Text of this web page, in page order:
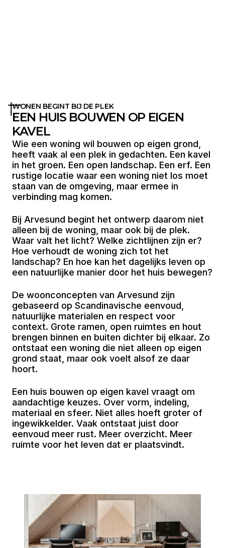
WONEN BEGINT BIJ DE PLEK
EEN HUIS BOUWEN OP EIGEN
KAVEL
Wie een woning wil bouwen op eigen grond,
heeft vaak al een plek in gedachten. Een kavel
in het groen. Een open landschap. Een erf. Een
rustige locatie waar een woning niet los moet
staan van de omgeving, maar ermee in
verbinding mag komen.
Bij Arvesund begint het ontwerp daarom niet
alleen bij de woning, maar ook bij de plek.
Waar valt het licht? Welke zichtlijnen zijn er?
Hoe verhoudt de woning zich tot het
landschap? En hoe kan het dagelijks leven op
een natuurlijke manier door het huis bewegen?
De woonconcepten van Arvesund zijn
gebaseerd op Scandinavische eenvoud,
natuurlijke materialen en respect voor
context. Grote ramen, open ruimtes en hout
brengen binnen en buiten dichter bij elkaar. Zo
ontstaat een woning die niet alleen op eigen
grond staat, maar ook voelt alsof ze daar
hoort.
Een huis bouwen op eigen kavel vraagt om
aandachtige keuzes. Over vorm, indeling,
materiaal en sfeer. Niet alles hoeft groter of
ingewikkelder. Vaak ontstaat juist door
eenvoud meer rust. Meer overzicht. Meer
ruimte voor het leven dat er plaatsvindt.